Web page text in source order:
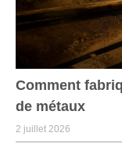
Comment
de métaux
2 juillet 2026